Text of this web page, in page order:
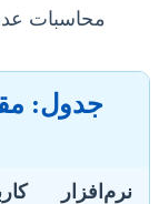
محاسبات
جدول:
نرم‌افزار